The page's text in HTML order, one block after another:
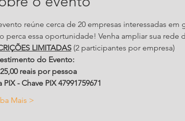
reúne cerca de 20 empresas interessadas em
perca essa oportunidade! Venha ampliar sua
LIMITADAS (2 participantes por empresa)
do Evento:
25,00 reais por pessoa
PIX - Chave PIX 47991759671
Mais >